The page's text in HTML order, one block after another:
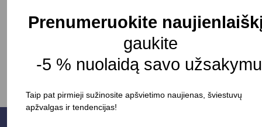
Į KREPŠELĮ
Prenumeruokite
gaukite
-5 % nuolaidą savo
Taip pat pirmieji sužinosite apšvietimo naujienas, šviestuvų
apžvalgas ir tendencijas!